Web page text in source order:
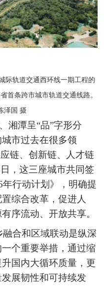
际轨道交通西环线一期工程的
首条跨市城市轨道交通线路。
泽国 摄
湘潭呈“品”字形分
市过去在很多领
链、创新链、人才链
，这三座城市共同签
行动计划》，明确提
综合改革，促进人
序流动、开放共享。
合和区域联动是纵深
个重要举措，通过缩
国内大循环质量，更
展韧性和可持续发